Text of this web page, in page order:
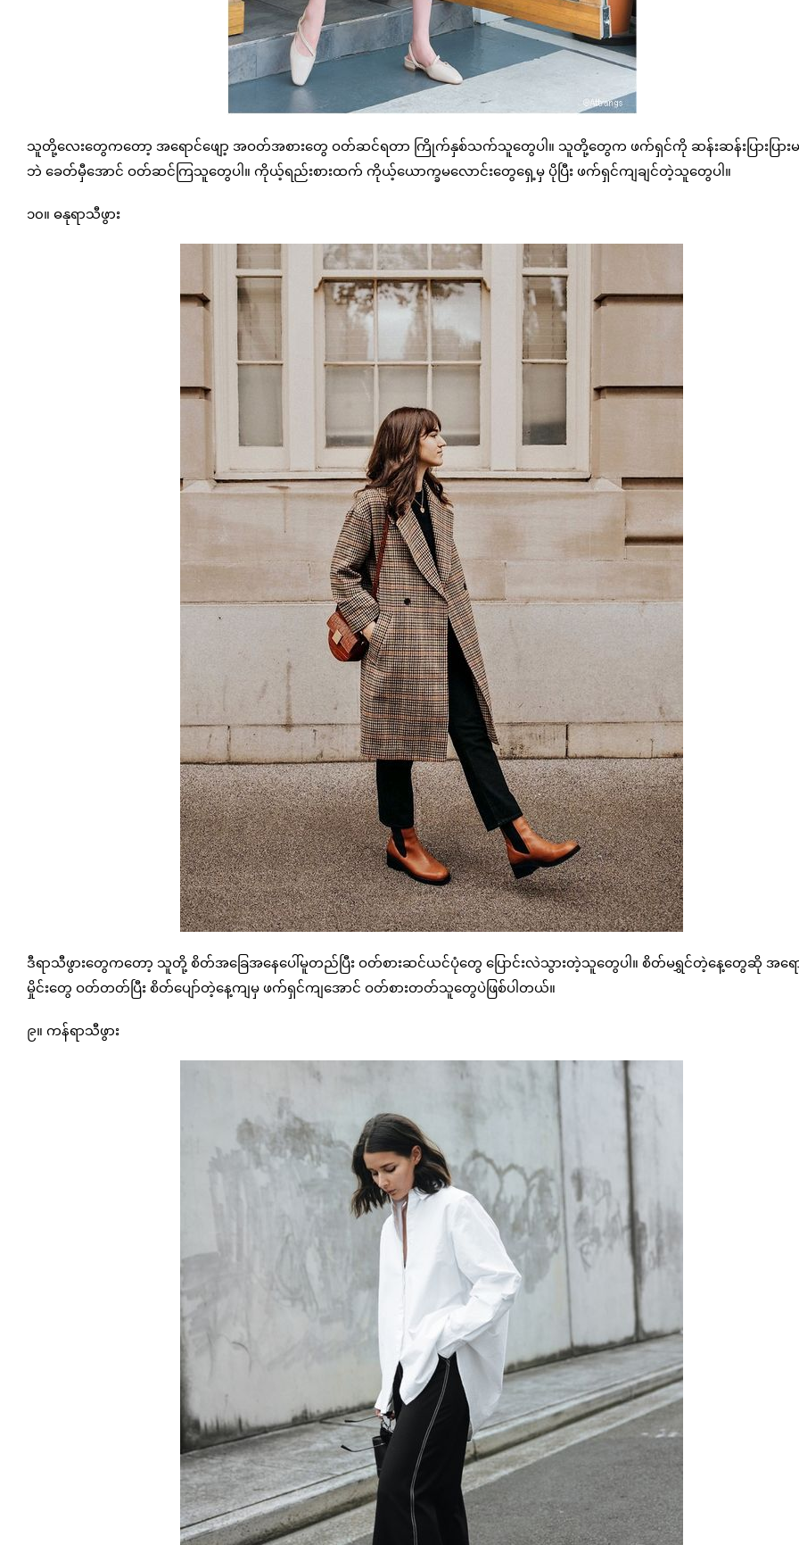
သူတို့လေးတွေကတော့ အရောင်ဖျော့ အဝတ်အစားတွေ ဝတ်ဆင်ရတာ ကြိုက်နှစ်သက်သူတွေပါ။ သူတို့တွေက ဖက်ရှင်ကို ဆန်းဆန်းပြားပြာ
ဘဲ ခေတ်မှီအောင် ဝတ်ဆင်ကြသူတွေပါ။ ကိုယ့်ရည်းစားထက် ကိုယ့်ယောက္ခမလောင်းတွေရှေ့မှ ပိုပြီး ဖက်ရှင်ကျချင်တဲ့သူတွေပါ။
၁၀။ ဓနုရာသီဖွား
ဒီရာသီဖွားတွေကတော့ သူတို့ စိတ်အခြေအနေပေါ်မူတည်ပြီး ဝတ်စားဆင်ယင်ပုံတွေ ပြောင်းလဲသွားတဲ့သူတွေပါ။ စိတ်မရွှင်တဲ့နေ့တွေဆို အရေ
မှိုင်းတွေ ဝတ်တတ်ပြီး စိတ်ပျော်တဲ့နေ့ကျမှ ဖက်ရှင်ကျအောင် ဝတ်စားတတ်သူတွေပဲဖြစ်ပါတယ်။
၉။ ကန်ရာသီဖွား